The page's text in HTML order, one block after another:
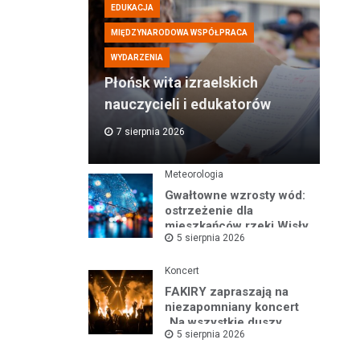
EDUKACJA
MIĘDZYNARODOWA WSPÓŁPRACA
WYDARZENIA
Płońsk wita izraelskich
nauczycieli i edukatorów
7 sierpnia 2026
Meteorologia
Gwałtowne wzrosty wód:
ostrzeżenie dla
mieszkańców rzeki Wisły
i okolic
5 sierpnia 2026
Koncert
FAKIRY zapraszają na
niezapomniany koncert
„Na wszystkie duszy
nastroje”
5 sierpnia 2026